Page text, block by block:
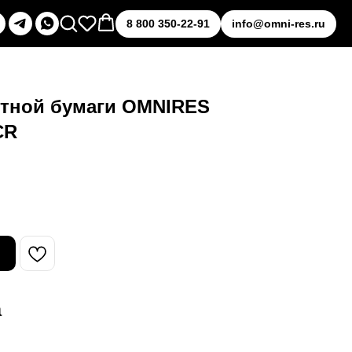
8 800 350-22-91 info@omni-res.ru
бумаги OMNIRES